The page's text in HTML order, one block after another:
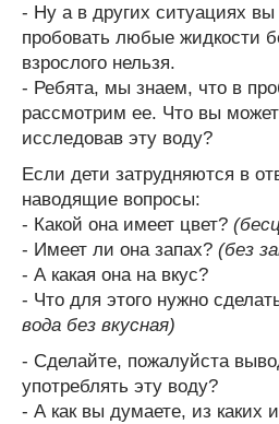
- Ну а в других ситуациях
пробовать любые жидкости
взрослого нельзя.
- Ребята, мы знаем, что в
рассмотрим ее. Что вы
исследовав эту воду?
Если дети затрудняются в
наводящие вопросы:
- Какой она имеет цвет?
- Имеет ли она запах? (без
- А какая она на вкус?
- Что для этого нужно
вода без вкусная)
- Сделайте, пожалуйста
употреблять эту воду?
- А как вы думаете, из каких